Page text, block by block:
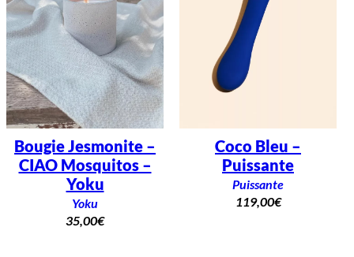
Bougie Jesmonite –
CIAO Mosquitos –
Yoku
Yoku
35,00€
Coco Bleu –
Puissante
Puissante
119,00€